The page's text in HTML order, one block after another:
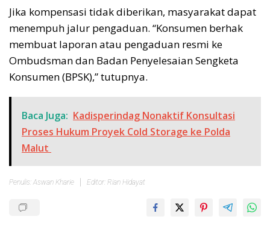
Jika kompensasi tidak diberikan, masyarakat dapat
menempuh jalur pengaduan. “Konsumen berhak
membuat laporan atau pengaduan resmi ke
Ombudsman dan Badan Penyelesaian Sengketa
Konsumen (BPSK),” tutupnya.
Baca Juga: Kadisperindag Nonaktif Konsultasi
Proses Hukum Proyek Cold Storage ke Polda
Malut
Penulis: Aswan Kharie Editor: Rian Hidayat